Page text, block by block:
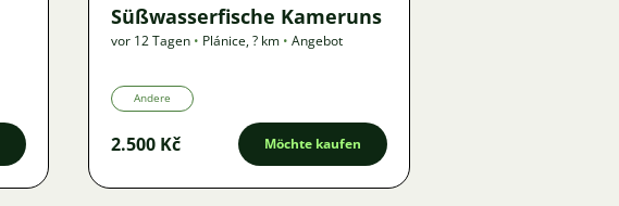
Süßwasserfische Kameruns
vor 12 Tagen • Plánice,? km • Angebot
Andere
2.500 Kč Möchte kaufen